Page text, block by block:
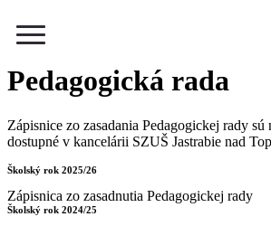
Menu
Pedagogická rada
Zápisnice zo zasadania Pedagogickej rady sú
dostupné v kancelárii SZUŠ Jastrabie nad
Školský rok 2025/26
Zápisnica zo zasadnutia Pedagogickej rady
Školský rok 2024/25